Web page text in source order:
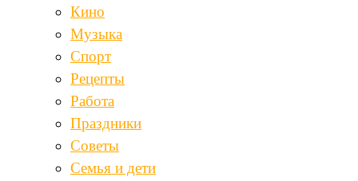
Кино
Музыка
Спорт
Рецепты
Работа
Праздники
Советы
Семья и дети